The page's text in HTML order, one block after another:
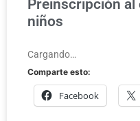
Preinscripción al
niños
Cargando…
Comparte esto:
Facebook